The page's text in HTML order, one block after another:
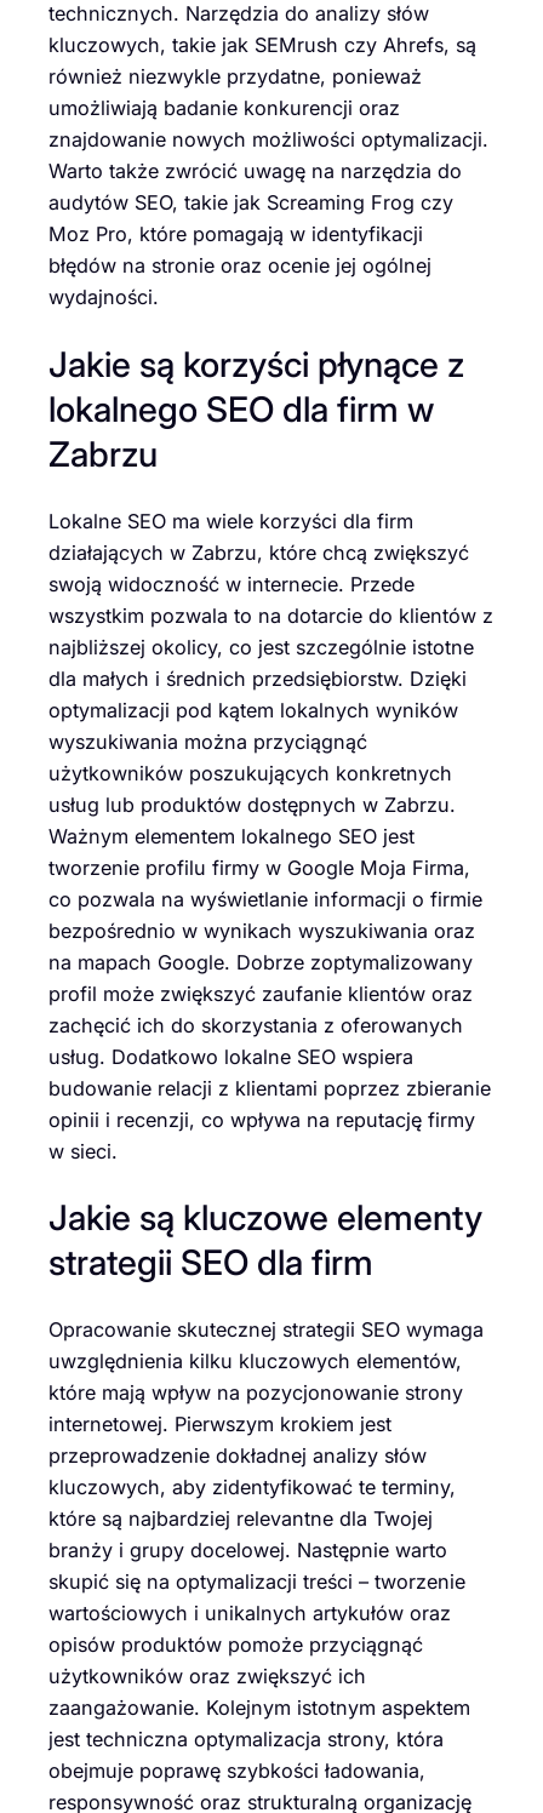
technicznych. Narzędzia do analizy słów
kluczowych, takie jak SEMrush czy Ahrefs, są
również niezwykle przydatne, ponieważ
umożliwiają badanie konkurencji oraz
znajdowanie nowych możliwości optymalizacji.
Warto także zwrócić uwagę na narzędzia do
audytów SEO, takie jak Screaming Frog czy
Moz Pro, które pomagają w identyfikacji
błędów na stronie oraz ocenie jej ogólnej
wydajności.
Jakie są korzyści płynące z
lokalnego SEO dla firm w
Zabrzu
Lokalne SEO ma wiele korzyści dla firm
działających w Zabrzu, które chcą zwiększyć
swoją widoczność w internecie. Przede
wszystkim pozwala to na dotarcie do klientów z
najbliższej okolicy, co jest szczególnie istotne
dla małych i średnich przedsiębiorstw. Dzięki
optymalizacji pod kątem lokalnych wyników
wyszukiwania można przyciągnąć
użytkowników poszukujących konkretnych
usług lub produktów dostępnych w Zabrzu.
Ważnym elementem lokalnego SEO jest
tworzenie profilu firmy w Google Moja Firma,
co pozwala na wyświetlanie informacji o firmie
bezpośrednio w wynikach wyszukiwania oraz
na mapach Google. Dobrze zoptymalizowany
profil może zwiększyć zaufanie klientów oraz
zachęcić ich do skorzystania z oferowanych
usług. Dodatkowo lokalne SEO wspiera
budowanie relacji z klientami poprzez zbieranie
opinii i recenzji, co wpływa na reputację firmy
w sieci.
Jakie są kluczowe elementy
strategii SEO dla firm
Opracowanie skutecznej strategii SEO wymaga
uwzględnienia kilku kluczowych elementów,
które mają wpływ na pozycjonowanie strony
internetowej. Pierwszym krokiem jest
przeprowadzenie dokładnej analizy słów
kluczowych, aby zidentyfikować te terminy,
które są najbardziej relevantne dla Twojej
branży i grupy docelowej. Następnie warto
skupić się na optymalizacji treści – tworzenie
wartościowych i unikalnych artykułów oraz
opisów produktów pomoże przyciągnąć
użytkowników oraz zwiększyć ich
zaangażowanie. Kolejnym istotnym aspektem
jest techniczna optymalizacja strony, która
obejmuje poprawę szybkości ładowania,
responsywność oraz strukturalną organizację